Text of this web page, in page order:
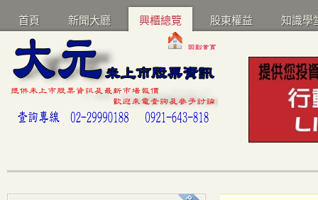
首頁 新聞大廳 興櫃總覽 股東權益 知識學